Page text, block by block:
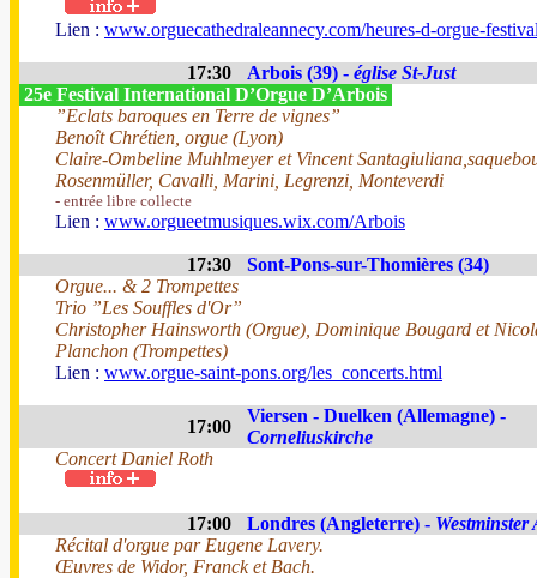
Lien : www.orguecathedraleannecy.com/heures-d-orgue-
17:30 Arbois (39) - église St-Just
25e Festival International D’Orgue D’Arbois
”Eclats baroques en Terre de vignes”
Benoît Chrétien, orgue (Lyon)
Claire-Ombeline Muhlmeyer et Vincent
Rosenmüller, Cavalli, Marini, Legrenzi, Monteverdi
- entrée libre collecte
Lien : www.orgueetmusiques.wix.com/Arbois
17:30
Sont-Pons-sur-Thomières (34)
Orgue... & 2 Trompettes
Trio ”Les Souffles d'Or”
Christopher Hainsworth (Orgue), Dominique Bougard et
Planchon (Trompettes)
Lien : www.orgue-saint-pons.org/les_concerts.html
17:00
Viersen - Duelken (Allemagne) -
Corneliuskirche
Concert Daniel Roth
17:00 Londres (Angleterre) - Westminster
Récital d'orgue par Eugene Lavery.
Œuvres de Widor, Franck et Bach.